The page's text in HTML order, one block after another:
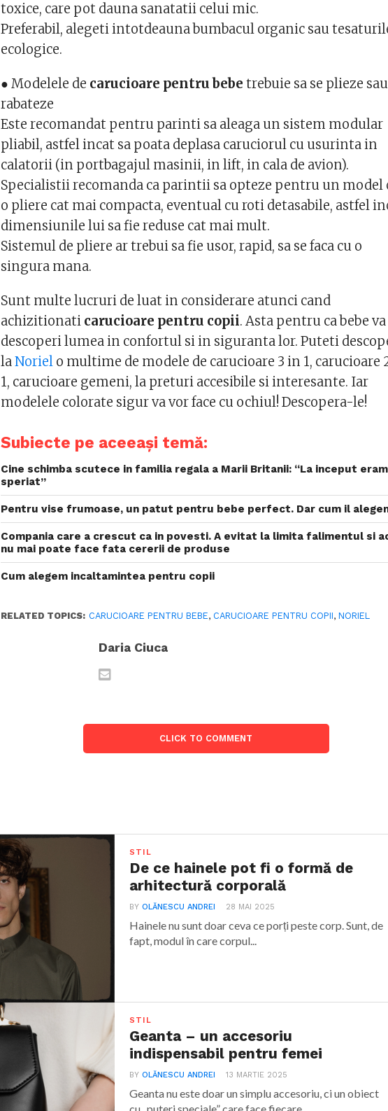
toxice, care pot dauna sanatatii celui mic.
Preferabil, alegeti intotdeauna bumbacul organic sau
ecologice.
● Modelele de carucioare pentru bebe trebuie sa se plieze
rabateze
Este recomandat pentru parinti sa aleaga un sistem modular
pliabil, astfel incat sa poata deplasa caruciorul cu usurinta in
calatorii (in portbagajul masinii, in lift, in cala de avion).
Specialistii recomanda ca parintii sa opteze pentru un model
o pliere cat mai compacta, eventual cu roti detasabile, astfel
dimensiunile lui sa fie reduse cat mai mult.
Sistemul de pliere ar trebui sa fie usor, rapid, sa se faca cu o
singura mana.
Sunt multe lucruri de luat in considerare atunci cand
achizitionati carucioare pentru copii. Asta pentru ca bebe va
descoperi lumea in confortul si in siguranta lor. Puteti
laNoriel o multime de modele de carucioare 3 in 1, carucioare
1, carucioare gemeni, la preturi accesibile si interesante. Iar
modelele colorate sigur va vor face cu ochiul! Descopera-le!
Subiecte pe aceeași temă:
Cine schimba scutece in familia regala a Marii Britanii: “La inceput eram
speriat”
Pentru vise frumoase, un patut pentru bebe perfect. Dar cum il
Compania care a crescut ca in povesti. A evitat la limita falimentul si
nu mai poate face fata cererii de produse
Cum alegem incaltamintea pentru copii
RELATED TOPICS: CARUCIOARE PENTRU BEBE, CARUCIOARE PENTRU COPII,NORIEL
Daria Ciuca
CLICK TO COMMENT
STIL
De ce hainele pot fi o formă de
arhitectură corporală
BYOLĂNESCU ANDREI 28 MAI 2025
Hainele nu sunt doar ceva ce porți peste corp. Sunt, de
fapt, modul în care corpul...
STIL
Geanta – un accesoriu
indispensabil pentru femei
BYOLĂNESCU ANDREI 13 MARTIE 2025
Geanta nu este doar un simplu accesoriu, ci un obiect